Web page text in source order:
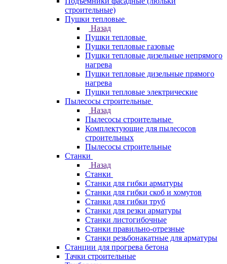
строительные)
Пушки тепловые
Назад
Пушки тепловые
Пушки тепловые газовые
Пушки тепловые дизельные непрямого
нагрева
Пушки тепловые дизельные прямого
нагрева
Пушки тепловые электрические
Пылесосы строительные
Назад
Пылесосы строительные
Комплектующие для пылесосов
строительных
Пылесосы строительные
Станки
Назад
Станки
Станки для гибки арматуры
Станки для гибки скоб и хомутов
Станки для гибки труб
Станки для резки арматуры
Станки листогибочные
Станки правильно-отрезные
Станки резьбонакатные для арматуры
Станции для прогрева бетона
Тачки строительные